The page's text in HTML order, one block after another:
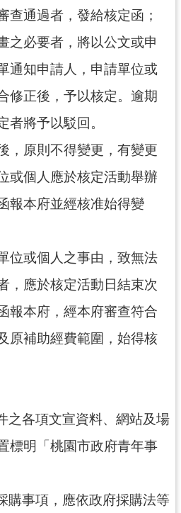
查通過者，發給核定函；
之必要者，將以公文或申
通知申請人，申請單位或
修正後，予以核定。逾期
者將予以駁回。
，原則不得變更，有變更
或個人應於核定活動舉辦
報本府並經核准始得變
位或個人之事由，致無法
，應於核定活動日結束次
報本府，經本府審查符合
原補助經費範圍，始得核
之各項文宣資料、網站及場
標明「桃園市政府青年事
購事項，應依政府採購法等